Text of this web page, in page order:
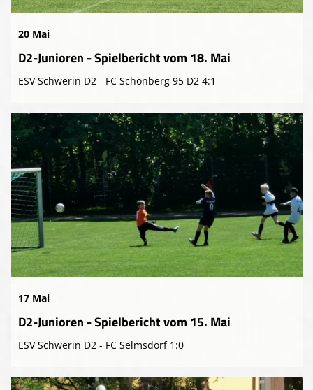
20 Mai
D2-Junioren - Spielbericht vom 18. Mai
ESV Schwerin D2 - FC Schönberg 95 D2 4:1
17 Mai
D2-Junioren - Spielbericht vom 15. Mai
ESV Schwerin D2 - FC Selmsdorf 1:0